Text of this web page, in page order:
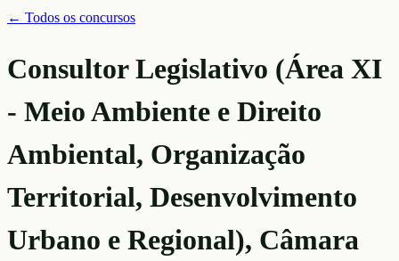
← Todos os concursos
Consultor Legislativo (Área XI
- Meio Ambiente e Direito
Ambiental, Organização
Territorial, Desenvolvimento
Urbano e Regional), Câmara